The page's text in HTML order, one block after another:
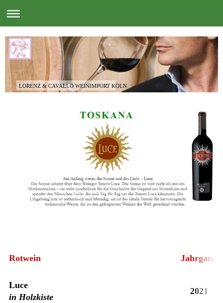
LORENZ & CAVALLO WEINIMPORT KÖLN
Rotwein Jahrgang
Luce
in Holzkiste
2021